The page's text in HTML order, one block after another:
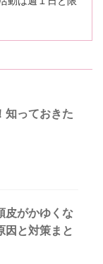
知っておきた
皮がかゆくな
因と対策まと